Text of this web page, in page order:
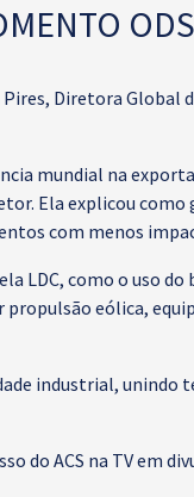
Diretora
mundial na
Ela explicou
com menos
LDC, como o uso
eólica,
industrial, unindo
do ACS na TV em